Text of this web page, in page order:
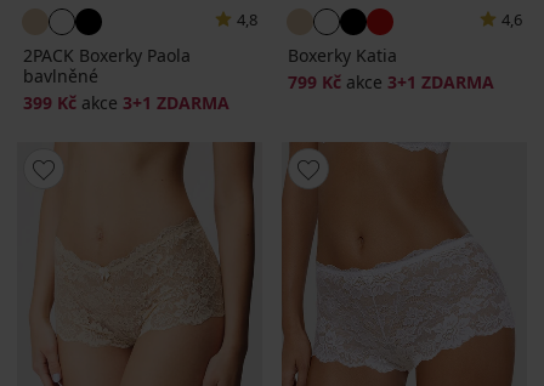
4,8
2PACK Boxerky Paola
bavlněné
399 Kč akce 3+1 ZDARMA
4,6
Boxerky Katia
799 Kč akce 3+1 ZDARMA